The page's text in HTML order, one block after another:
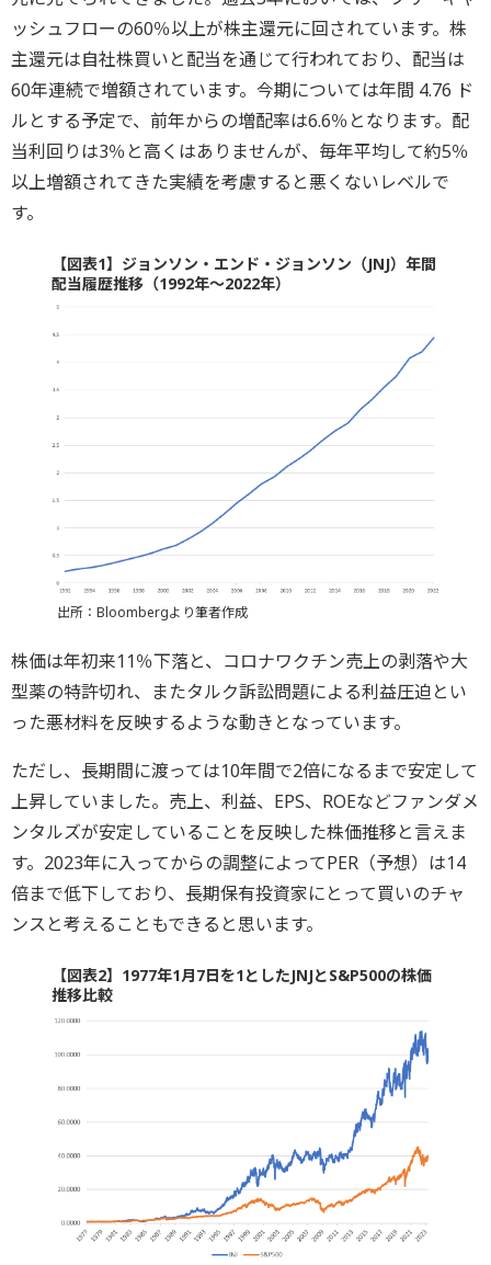
ッシュフローの60％以上が株主還元に回されています。株
主還元は自社株買いと配当を通じて行われており、配当は
60年連続で増額されています。今期については年間 4.76 ド
ルとする予定で、前年からの増配率は6.6％となります。配
当利回りは3％と高くはありませんが、毎年平均して約5％
以上増額されてきた実績を考慮すると悪くないレベルで
す。
【図表1】ジョンソン・エンド・ジョンソン（JNJ）年間
配当履歴推移（1992年～2022年）
出所：Bloombergより筆者作成
株価は年初来11％下落と、コロナワクチン売上の剥落や大
型薬の特許切れ、またタルク訴訟問題による利益圧迫とい
った悪材料を反映するような動きとなっています。
ただし、長期間に渡っては10年間で2倍になるまで安定して
上昇していました。売上、利益、EPS、ROEなどファンダメ
ンタルズが安定していることを反映した株価推移と言えま
す。2023年に入ってからの調整によってPER（予想）は14
倍まで低下しており、長期保有投資家にとって買いのチャ
ンスと考えることもできると思います。
【図表2】1977年1月7日を1としたJNJとS&P500の株価
推移比較